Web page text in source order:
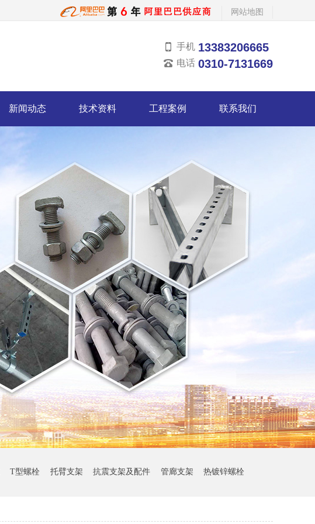
网站地图
手机 13383206665
电话 0310-7131669
新闻动态 技术资料 工程案例 联系我们
T型螺栓 托臂支架 抗震支架及配件 管廊支架 热镀锌螺栓